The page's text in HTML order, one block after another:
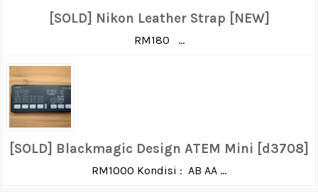
[SOLD] Nikon Leather Strap [NEW]
RM180 ...
[SOLD] Blackmagic Design ATEM Mini [d3708]
RM1000 Kondisi : AB AA ...